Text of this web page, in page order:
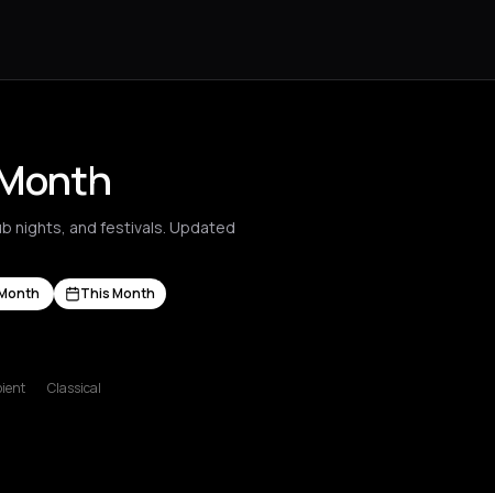
nights, and festivals. Updated
This Month
Nikolaos
Classical